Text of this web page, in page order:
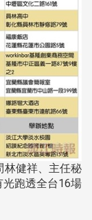
林健祥、主任秘
跑透全台16場